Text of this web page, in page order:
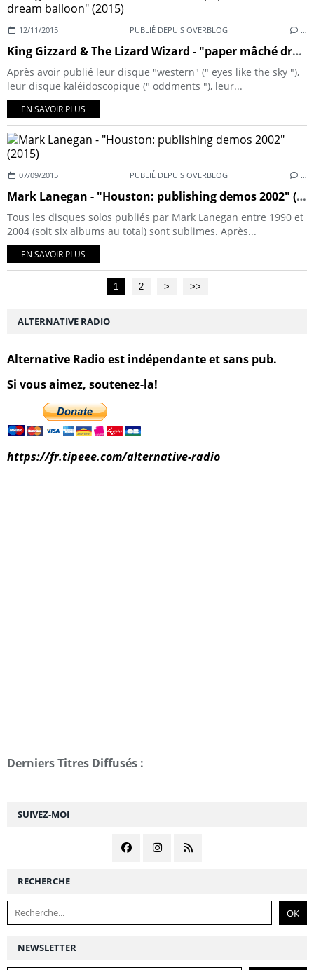
12/11/2015 PUBLIÉ DEPUIS OVERBLOG …
King Gizzard & The Lizard Wizard - "paper mâché dream balloon" (2015)
Après avoir publié leur disque "western" (" eyes like the sky "),
leur disque kaléidoscopique (" oddments "), leur...
EN SAVOIR PLUS
07/09/2015 PUBLIÉ DEPUIS OVERBLOG …
Mark Lanegan - "Houston: publishing demos 2002" (2015)
Tous les disques solos publiés par Mark Lanegan entre 1990 et
2004 (soit six albums au total) sont sublimes. Après...
EN SAVOIR PLUS
1 2 > >>
NEWSLETTER
SUIVEZ-MOI
RECHERCHE
ALTERNATIVE RADIO
Alternative Radio est indépendante et sans pub.
Si vous aimez, soutenez-la!
https://fr.tipeee.com/alternative-radio
Derniers Titres Diffusés :